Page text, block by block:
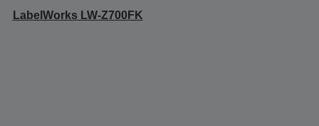
LabelWorks LW-Z700FK